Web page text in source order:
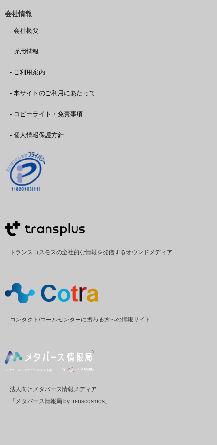
会社情報
- 会社概要
- 採用情報
- ご利用案内
- 本サイトのご利用にあたって
- コピーライト・免責事項
- 個人情報保護方針
トランスコスモスの全社的な情報を発信するオウンドメディア
コンタクト/コールセンターに携わる方への情報サイト
法人向けメタバース情報メディア
「メタバース情報局 by transcosmos」